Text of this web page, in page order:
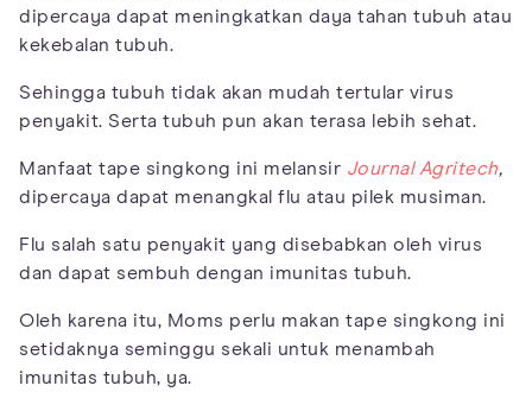
dipercaya dapat meningkatkan daya tahan tubuh atau
kekebalan tubuh.
Sehingga tubuh tidak akan mudah tertular virus
penyakit. Serta tubuh pun akan terasa lebih sehat.
Manfaat tape singkong ini melansir Journal Agritech,
dipercaya dapat menangkal flu atau pilek musiman.
Flu salah satu penyakit yang disebabkan oleh virus
dan dapat sembuh dengan imunitas tubuh.
Oleh karena itu, Moms perlu makan tape singkong ini
setidaknya seminggu sekali untuk menambah
imunitas tubuh, ya.